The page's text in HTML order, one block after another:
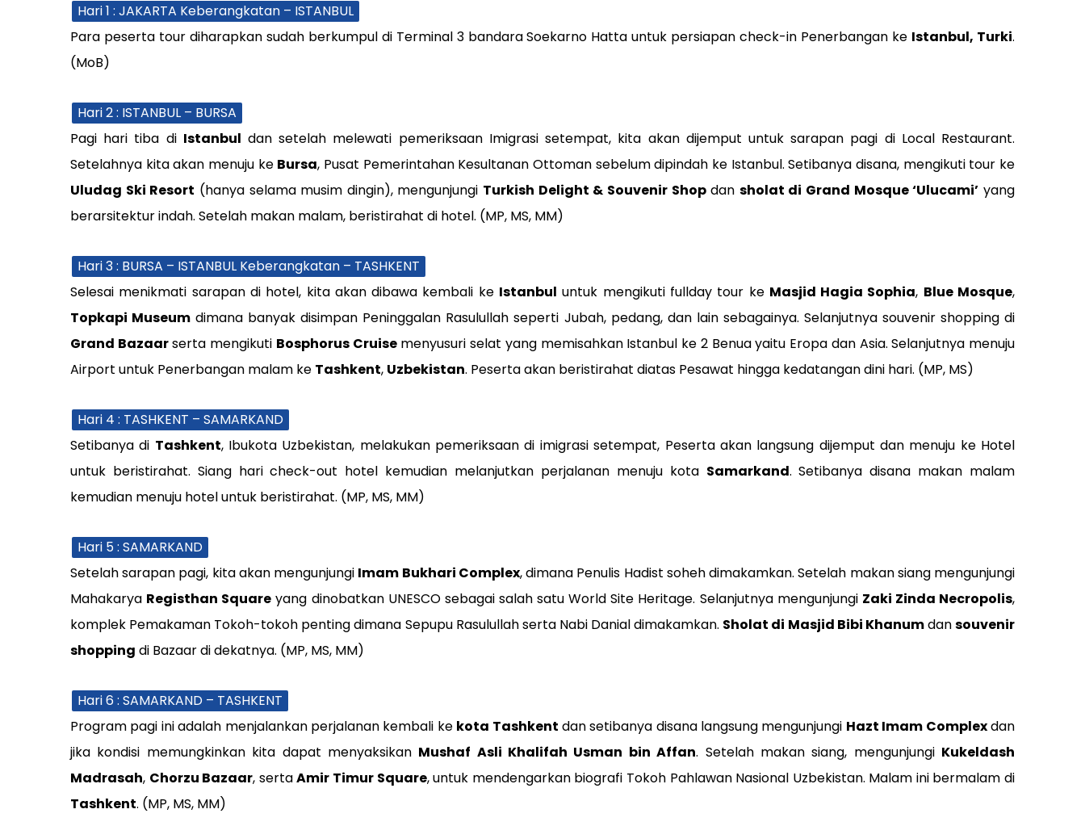
Hari 1 : JAKARTA Keberangkatan – ISTANBUL
Para peserta tour diharapkan sudah berkumpul di Terminal 3 bandara Soekarno Hatta untuk persiapan check-in Penerbangan ke Istanbul, Turki.
(MoB)
Hari 2 : ISTANBUL – BURSA
Pagi hari tiba di Istanbul dan setelah melewati pemeriksaan Imigrasi setempat, kita akan dijemput untuk sarapan pagi di Local Restaurant.
Setelahnya kita akan menuju ke Bursa, Pusat Pemerintahan Kesultanan Ottoman sebelum dipindah ke Istanbul. Setibanya disana, mengikuti tour ke
Uludag Ski Resort (hanya selama musim dingin), mengunjungi Turkish Delight & Souvenir Shopdan sholat di Grand Mosque ‘Ulucami’ yang
berarsitektur indah. Setelah makan malam, beristirahat di hotel. (MP, MS, MM)
Hari 3 : BURSA – ISTANBUL Keberangkatan – TASHKENT
Selesai menikmati sarapan di hotel, kita akan dibawa kembali ke Istanbul untuk mengikuti fullday tour ke Masjid Hagia Sophia, Blue Mosque,
Topkapi Museum dimana banyak disimpan Peninggalan Rasulullah seperti Jubah, pedang, dan lain sebagainya. Selanjutnya souvenir shopping di
Grand Bazaarserta mengikuti Bosphorus Cruisemenyusuri selat yang memisahkan Istanbul ke 2 Benua yaitu Eropa dan Asia. Selanjutnya menuju
Airport untuk Penerbangan malam ke Tashkent, Uzbekistan. Peserta akan beristirahat diatas Pesawat hingga kedatangan dini hari. (MP, MS)
Hari 4 : TASHKENT – SAMARKAND
Setibanya di Tashkent, Ibukota Uzbekistan, melakukan pemeriksaan di imigrasi setempat, Peserta akan langsung dijemput dan menuju ke Hotel
untuk beristirahat. Siang hari check-out hotel kemudian melanjutkan perjalanan menuju kota Samarkand. Setibanya disana makan malam
kemudian menuju hotel untuk beristirahat. (MP, MS, MM)
Hari 5 : SAMARKAND
Setelah sarapan pagi, kita akan mengunjungi Imam Bukhari Complex, dimana Penulis Hadist soheh dimakamkan. Setelah makan siang mengunjungi
Mahakarya Registhan Square yang dinobatkan UNESCO sebagai salah satu World Site Heritage. Selanjutnya mengunjungi Zaki Zinda Necropolis,
komplek Pemakaman Tokoh-tokoh penting dimana Sepupu Rasulullah serta Nabi Danial dimakamkan. Sholat di Masjid Bibi Khanumdansouvenir
shopping di Bazaar di dekatnya. (MP, MS, MM)
Hari 6 : SAMARKAND – TASHKENT
Program pagi ini adalah menjalankan perjalanan kembali ke kota Tashkent dan setibanya disana langsung mengunjungi Hazt Imam Complexdan
jika kondisi memungkinkan kita dapat menyaksikan Mushaf Asli Khalifah Usman bin Affan. Setelah makan siang, mengunjungi Kukeldash
Madrasah, Chorzu Bazaar, sertaAmir Timur Square, untuk mendengarkan biografi Tokoh Pahlawan Nasional Uzbekistan. Malam ini bermalam di
Tashkent. (MP, MS, MM)